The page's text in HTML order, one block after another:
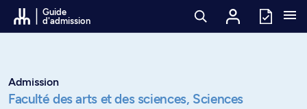
Passer au contenu
Guide
d'admission
Admission
Faculté des arts et des sciences, Sciences